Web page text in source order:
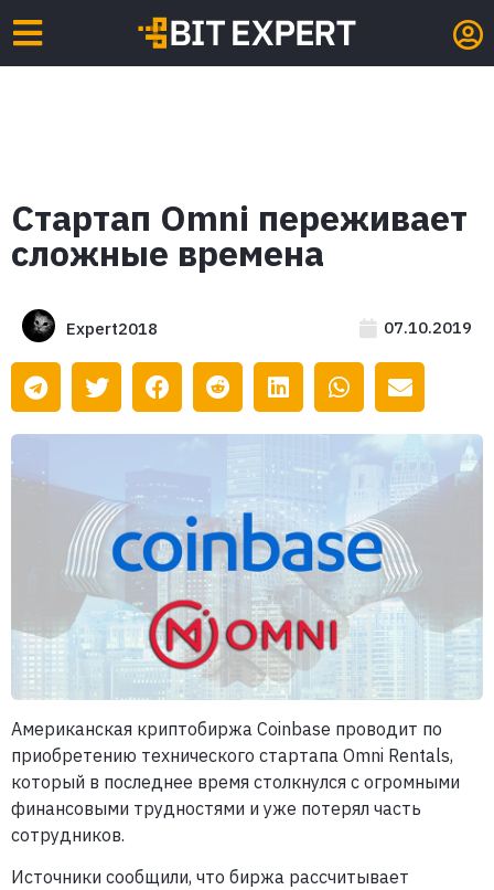
Стартап Omni переживает
сложные времена
Expert2018 07.10.2019
Американская криптобиржа Coinbase проводит по
приобретению технического стартапа Omni Rentals,
который в последнее время столкнулся с огромными
финансовыми трудностями и уже потерял часть
сотрудников.
Источники сообщили, что биржа рассчитывает